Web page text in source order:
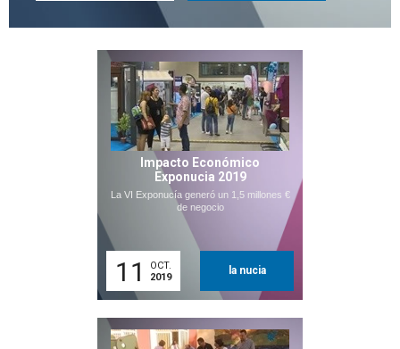
Impacto Económico
Exponucia 2019
La VI Exponucía generó un 1,5 millones €
de negocio
11
OCT.
2019
la nucia